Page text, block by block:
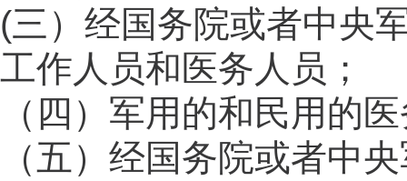
(三）经国务院或者中央
工作人员和医务人员；
（四）军用的和民用的
（五）经国务院或者中